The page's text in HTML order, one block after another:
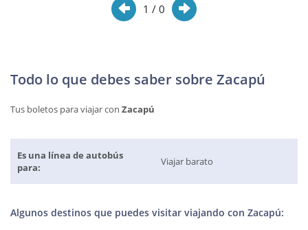
1 / 0
Todo lo que debes saber sobre Zacapú
Tus boletos para viajar con Zacapú
Es una línea de autobús
para:
Viajar barato
Algunos destinos que puedes visitar viajando con Zacapú: